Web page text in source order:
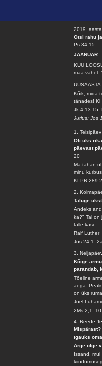
2019.
Otsi rahu
Ps 34,15
JAANUAR
KUU
maa vahel.
UUSAASTA
Kõik, mida
tänades!Kl
Jk 4,13-15;
Jutlus: Jos
1.
Oli üks
päevast
20
Ma tahan
minu
KLPR
2.
Taluge
Andeks
ka?" Tal on
talle käsi.
Ralf Luther
Jos
3.
Kõige
parandab,
Tõeline
aega.
on üks
Joel
2Ms
4. Reede
igaüks
Ärge olge
Issand,